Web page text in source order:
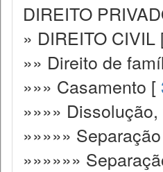
DIREITO
» DIREITO CIVIL
»» Direito de
»»» Casamento [
»»»»
»»»»»
»»»»»»